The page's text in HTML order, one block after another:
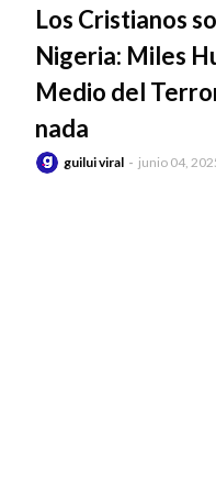
Los Cristianos
Nigeria: Miles
Medio del
nada
guilui viral junio 04,